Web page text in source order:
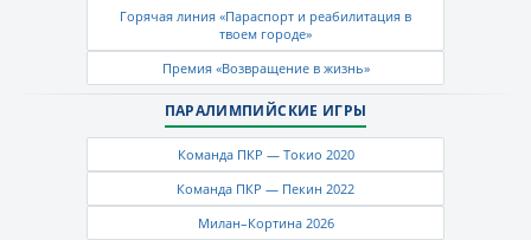
Горячая линия «Параспорт и реабилитация в
твоем городе»
Премия «Возвращение в жизнь»
ПАРАЛИМПИЙСКИЕ ИГРЫ
Команда ПКР — Токио 2020
Команда ПКР — Пекин 2022
Милан–Кортина 2026